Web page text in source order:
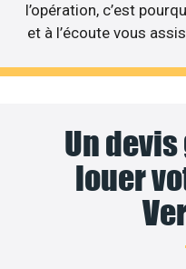
l’opération, c’est
et à l’écoute vous
Un
louer